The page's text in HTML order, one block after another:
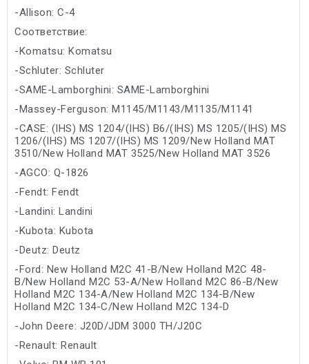
-Allison: C-4
Соответствие:
-Komatsu: Komatsu
-Schluter: Schluter
-SAME-Lamborghini: SAME-Lamborghini
-Massey-Ferguson: M1145/M1143/M1135/M1141
-CASE: (IHS) MS 1204/(IHS) B6/(IHS) MS 1205/(IHS) MS
1206/(IHS) MS 1207/(IHS) MS 1209/New Holland MAT
3510/New Holland MAT 3525/New Holland MAT 3526
-AGCO: Q-1826
-Fendt: Fendt
-Landini: Landini
-Kubota: Kubota
-Deutz: Deutz
-Ford: New Holland M2C 41-B/New Holland M2C 48-
B/New Holland M2C 53-A/New Holland M2C 86-B/New
Holland M2C 134-A/New Holland M2C 134-B/New
Holland M2C 134-C/New Holland M2C 134-D
-John Deere: J20D/JDM 3000 TH/J20C
-Renault: Renault